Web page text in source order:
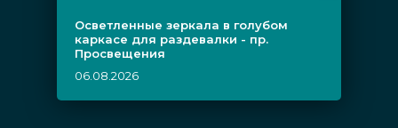
Осветленные зеркала в голубом
каркасе для раздевалки - пр.
Просвещения
06.08.2026